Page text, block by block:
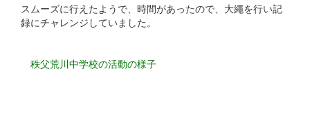
スムーズに行えたようで、時間があったので、大繩を行い記
録にチャレンジしていました。
秩父荒川中学校の活動の様子